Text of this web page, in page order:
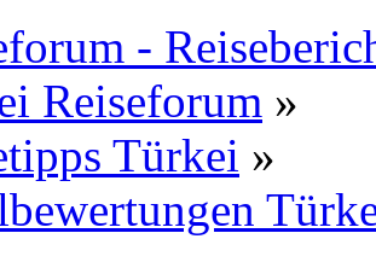
-
Reiseforum »
Türkei »